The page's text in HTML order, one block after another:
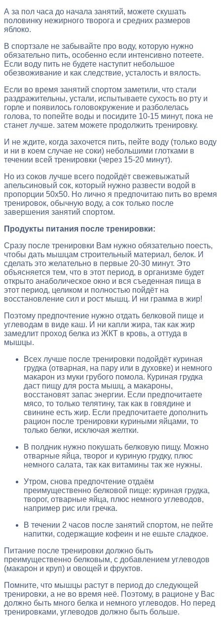
А за пол часа до начала занятий, можете скушать
половинку нежирного творога и средних размеров
яблоко.
В спортзале не забывайте про воду, которую нужно
обязательно пить, особенно если интенсивно потеете.
Если воду пить не будете наступит небольшое
обезвоживание и как следствие, усталость и вялость.
Если во время занятий спортом заметили, что стали
раздражительны, устали, испытываете сухость во рту и
горле и появилось головокружение и разболелась
голова, то попейте воды и посидите 10-15 минут, пока не
станет лучше. затем можете продолжить тренировку.
И не ждите, когда захочется пить, пейте воду (только воду
и ни в коем случае не соки) небольшими глотками в
течении всей тренировки (через 15-20 минут).
Но из соков лучше всего подойдёт свежевыжатый
апельсиновый сок, который нужно развести водой в
пропорции 50х50. Но лично я предпочитаю пить во время
тренировок, обычную воду, а сок только после
завершения занятий спортом.
Продукты питания после тренировки:
Сразу после тренировки Вам нужно обязательно поесть,
чтобы дать мышцам строительный материал, белок. И
сделать это желательно в первые 20-30 минут. Это
объясняется тем, что в этот период, в организме будет
открыто анаболическое окно и вся съеденная пища в
этот период, целиком и полностью пойдёт на
восстановление сил и рост мышц. И ни грамма в жир!
Поэтому предпочтение нужно отдать белковой пище и
углеводам в виде каш. И ни капли жира, так как жир
замедлит проход белка из ЖКТ в кровь, а оттуда в
мышцы.
Всех лучше после тренировки подойдёт куриная
грудка (отварная, на пару или в духовке) и немного
макарон из муки грубого помола. Куриная грудка
даст пищу для роста мышц, а макароны,
восстановят запас энергии. Если предпочитаете
мясо, то только телятину, так как в говядине и
свинине есть жир. Если предпочитаете дополнить
рацион после тренировки куриными яйцами, то
только белки, исключая желтки.
В полдник нужно покушать белковую пищу. Можно
отварные яйца, творог и куриную грудку, плюс
немного салата, так как витамины так же нужны.
Утром, снова предпочтение отдаём
преимущественно белковой пище: куриная грудка,
творог, отварные яйца, плюс немного углеводов,
например рис или гречка.
В течении 2 часов после занятий спортом, не пейте
напитки, содержащие кофеин и не ешьте сладкое.
Питание после тренировки должно быть
преимущественно белковым, с добавлением углеводов
(макарон и круп) и овощей и фруктов.
Помните, что мышцы растут в период до следующей
тренировки, а не во время неё. Поэтому, в рационе у Вас
должно быть много белка и немного углеводов. Но перед
тренировками, углеводов должно быть больше.